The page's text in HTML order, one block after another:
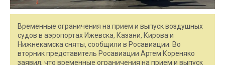
Временные ограничения на прием и выпуск воздушных
судов в аэропортах Ижевска, Казани, Кирова и
Нижнекамска сняты, сообщили в Росавиации. Во
вторник представитель Росавиации Артем Кореняко
заявил, что временные ограничения на прием и выпуск